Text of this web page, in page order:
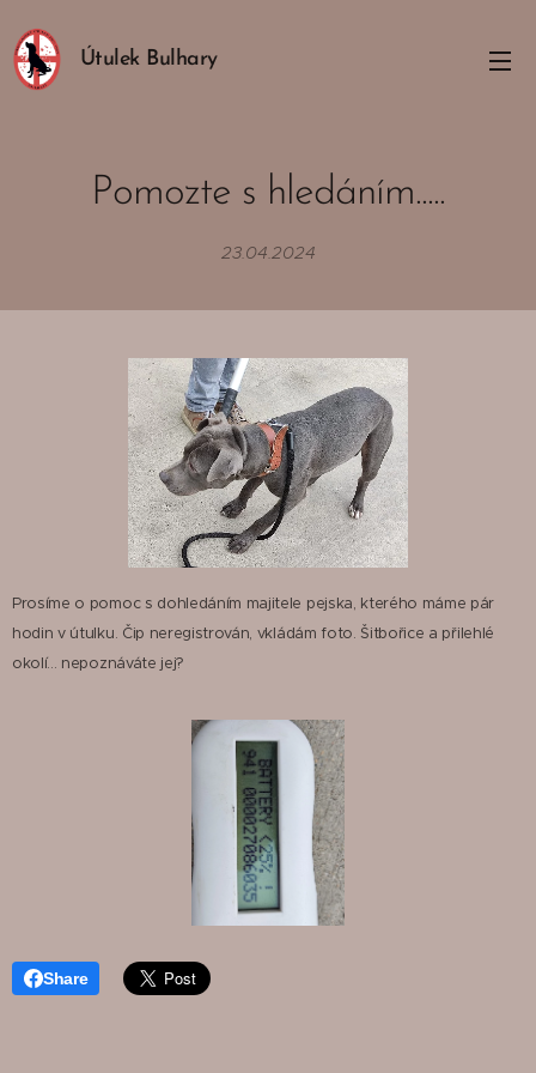
Útulek Bulhary
Pomozte s hledáním.....
23.04.2024
Prosíme o pomoc s dohledáním majitele pejska, kterého máme pár
hodin v útulku. Čip neregistrován, vkládám foto. Šitbořice a přilehlé
okolí... nepoznáváte jej?
Share